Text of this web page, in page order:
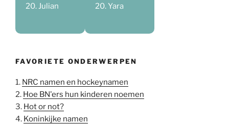
Julian Yara
FAVORIETE ONDERWERPEN
1. NRC namen en hockeynamen
2. Hoe BN'ers hun kinderen noemen
3. Hot or not?
4. Koninkijke namen